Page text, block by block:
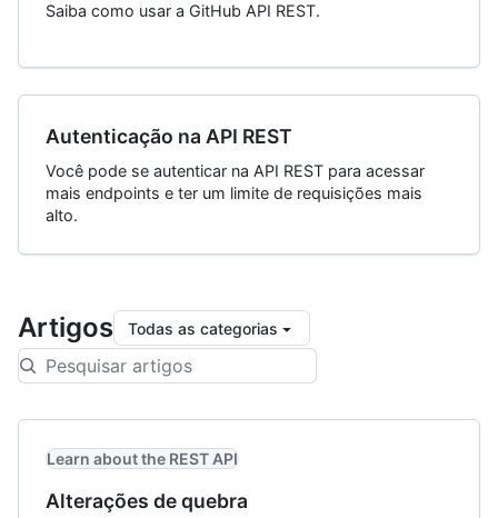
Saiba como usar a GitHub API REST.
Autenticação na API REST
Você pode se autenticar na API REST para acessar
mais endpoints e ter um limite de requisições mais
alto.
Artigos Todas as categorias
Learn about the REST API
Alterações de quebra